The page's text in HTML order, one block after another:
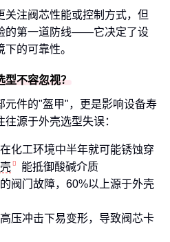
关注阀芯性能或控制方式，但
的第一道防线——它决定了设
的可靠性。
不容忽视？
元件的"盔甲"，更是影响设备寿
源于外壳选型失误：
化工环境中半年就可能锈蚀穿
能抵御酸碱介质
阀门故障，60%以上源于外壳
压冲击下易变形，导致阀芯卡